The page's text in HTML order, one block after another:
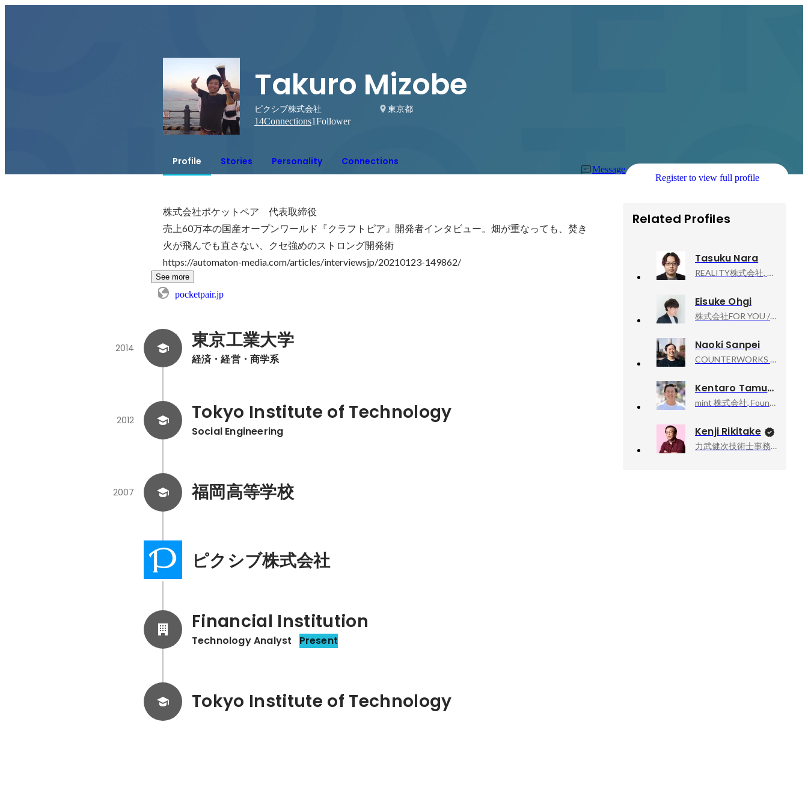
Takuro Mizobe
ピクシブ株式会社
東京都
14Connections1Follower
Profile Stories Personality Connections
Message
Register to view full profile
株式会社ポケットペア　代表取締役
売上60万本の国産オープンワールド『クラフトピア』開発者インタビュー。畑が重なっても、焚き
火が飛んでも直さない、クセ強めのストロング開発術
https://automaton-media.com/articles/interviewsjp/20210123-149862/
See more
pocketpair.jp
東京工業大学
経済・経営・商学系
2014
Tokyo Institute of Technology
Social Engineering
2012
福岡高等学校
2007
ピクシブ株式会社
Financial Institution
Technology Analyst Present
Tokyo Institute of Technology
Related Profiles
Tasuku Nara
REALITY株式会社, Platform事業本部 / Product部 / Engagementグループ / PdMマネージャー
Eisuke Ohgi
株式会社FOR YOU / FOR YOU Inc., IP Produce Div. 執行役員
Naoki Sanpei
COUNTERWORKS inc, CEO
Kentaro Tamura
mint 株式会社, Founder & Ceo
Kenji Rikitake
力武健次技術士事務所, 所長